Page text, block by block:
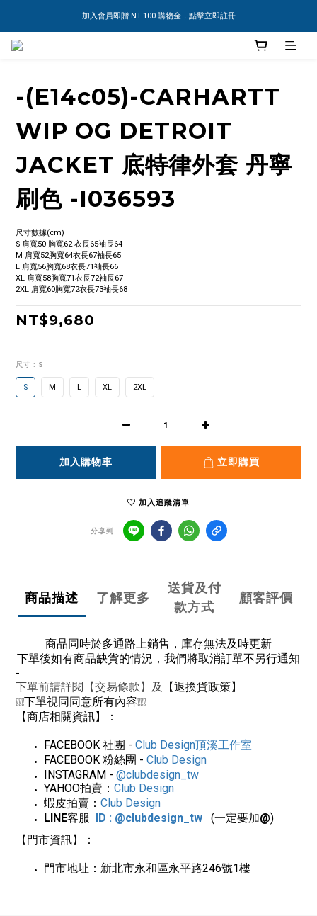
加入會員即贈 NT.100 購物金，點擊立即註冊
-(E14c05)-CARHARTT
WIP OG DETROIT
JACKET 底特律外套 丹寧
刷色 -I036593
尺寸數據(cm)
S 肩寬50 胸寬62 衣長65袖長64
M 肩寬52胸寬64衣長67袖長65
L 肩寬56胸寬68衣長71袖長66
XL 肩寬58胸寬71衣長72袖長67
2XL 肩寬60胸寬72衣長73袖長68
NT$9,680
尺寸 : S
S M L XL 2XL
加入購物車 立即購買
加入追蹤清單
分享到
商品描述 了解更多
送貨及付
款方式
顧客評價
商品同時於多通路上銷售，庫存無法及時更新
下單後如有商品缺貨的情況，我們將取消訂單不另行通知
-
下單前請詳閱【交易條款】及
【退換貨政策】
❕❕❕下單視同同意所有內容❕❕❕
【商店相關資訊】：
FACEBOOK 社團 - Club Design頂溪工作室
FACEBOOK 粉絲團 - Club Design
INSTAGRAM - @clubdesign_tw
YAHOO拍賣： Club Design
蝦皮拍賣： Club Design
LINE客服 ID : @clubdesign_tw (一定要加@)
【門市資訊】：
門市地址：新北市永和區永平路246號1樓